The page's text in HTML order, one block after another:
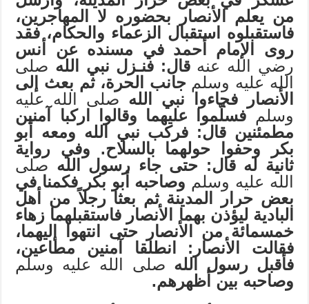
من يعلم الأنصار بحضوره لا المهاجرين،
فاستقبلوه استقبال الزعماء والحكام، فقد
روى الإمام أحمد في مسنده عن أنس
رضي الله عنه قال: فنـزل نبي الله صلى
الله عليه وسلم جانب الحرة، ثم بعث إلى
الأنصار فجاءوا نبي الله صلى الله عليه
وسلم فسلّموا عليهما وقالوا اركبا آمنين
مطمئنين قال: فركب نبي الله ومعه أبو
بكر وحفوا حولهما بالسلاح. وفي رواية
ثانية له قال: حتى جاء رسول الله صلى
الله عليه وسلم وصاحبه أبو بكر فكمنا في
بعض حرار المدينة ثم بعثا رجلاً من أهل
البادية ليؤذن بهما الأنصار فاستقبلهما زهاء
خمسمائة من الأنصار حتى انتهوا إليهما،
فقالت الأنصار: انطلقا آمنين مطاعين،
فأقبل رسول الله صلى الله عليه وسلم
وصاحبه بين أظهرهم.